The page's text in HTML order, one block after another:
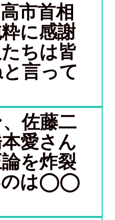
市首相
に感謝
たちは皆
言って
佐藤二
愛さん
を炸裂
のは◯◯